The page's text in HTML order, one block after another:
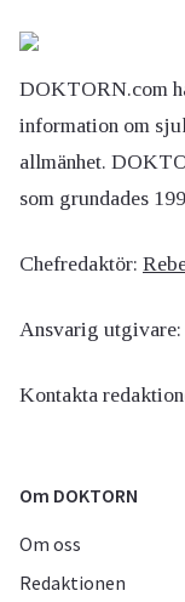
DOKTORN.com
information om
allmänhet.
som grundades
Chefredaktör:
Ansvarig utgivare:
Kontakta
Om DOKTORN
Om oss
Redaktionen